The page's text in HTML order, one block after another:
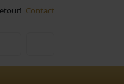
Contact